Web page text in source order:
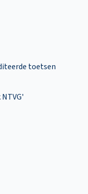
toetsen